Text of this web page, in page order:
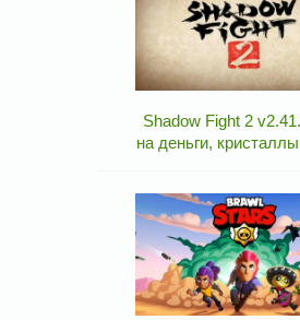
Shadow Fight 2
на деньги,